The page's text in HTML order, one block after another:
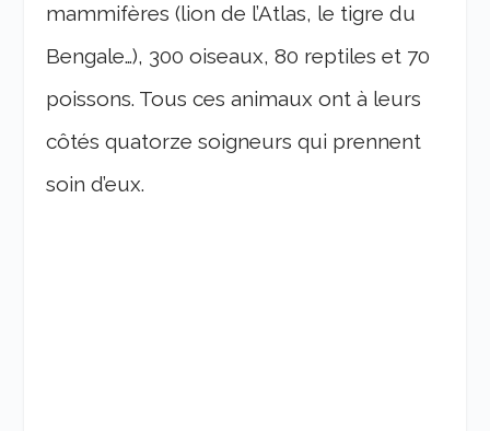
mammifères (lion de l’Atlas, le tigre du
Bengale…), 300 oiseaux, 80 reptiles et 70
poissons. Tous ces animaux ont à leurs
côtés quatorze soigneurs qui prennent
soin d’eux.